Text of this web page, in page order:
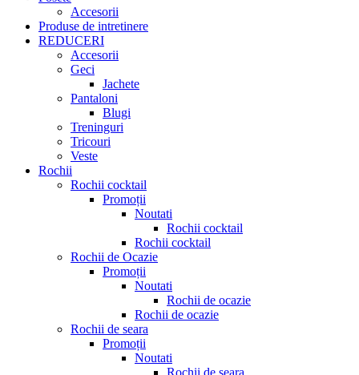
Accesorii
Produse de intretinere
REDUCERI
Accesorii
Geci
Jachete
Pantaloni
Blugi
Treninguri
Tricouri
Veste
Rochii
Rochii cocktail
Promoții
Noutati
Rochii cocktail
Rochii cocktail
Rochii de Ocazie
Promoții
Noutati
Rochii de ocazie
Rochii de ocazie
Rochii de seara
Promoții
Noutati
Rochii de seara